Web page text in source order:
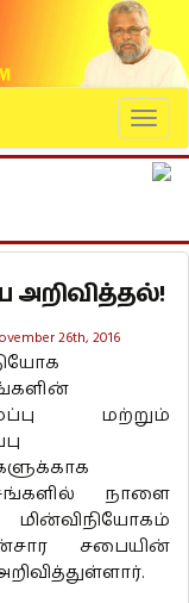
26th, 2016
மற்றும்
நாளை
சபையின்